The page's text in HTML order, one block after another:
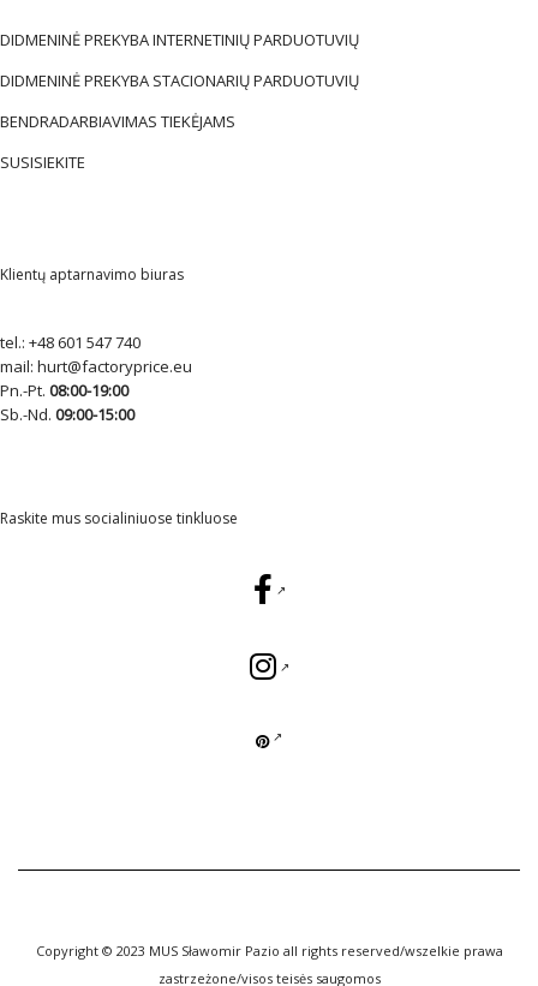
DIDMENINĖ PREKYBA INTERNETINIŲ PARDUOTUVIŲ
DIDMENINĖ PREKYBA STACIONARIŲ PARDUOTUVIŲ
BENDRADARBIAVIMAS TIEKĖJAMS
SUSISIEKITE
Klientų aptarnavimo biuras
tel.: +48 601 547 740
mail: hurt@factoryprice.eu
Pn.-Pt. 08:00-19:00
Sb.-Nd. 09:00-15:00
Raskite mus socialiniuose tinkluose
Copyright © 2023 MUS Sławomir Pazio all rights reserved/wszelkie prawa
zastrzeżone/visos teisės saugomos